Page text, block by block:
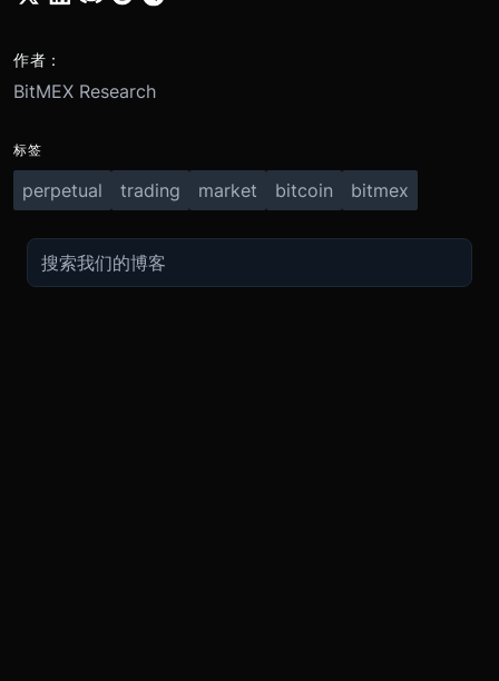
作者：
BitMEX Research
标签
perpetual trading market bitcoin bitmex